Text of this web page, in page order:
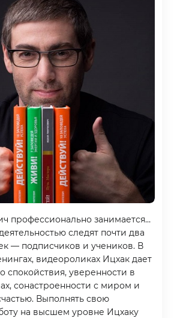
профессионально занимается…
следят почти два
— подписчиков и учеников. В
видеороликах Ицхак дает
спокойствия, уверенности в
сонастроенности с миром и
Выполнять свою
на высшем уровне Ицхаку